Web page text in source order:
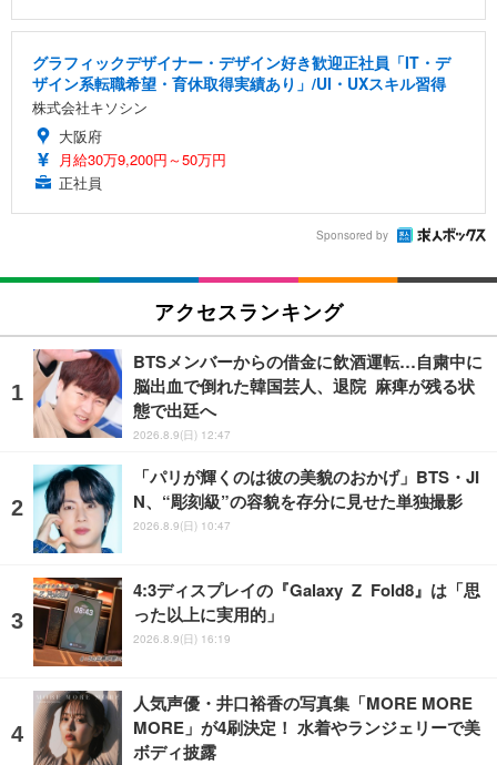
グラフィックデザイナー・デザイン好き歓迎正社員「IT・デ
ザイン系転職希望・育休取得実績あり」/UI・UXスキル習得
株式会社キソシン
大阪府
月給30万9,200円～50万円
正社員
Sponsored by
アクセスランキング
BTSメンバーからの借金に飲酒運転…自粛中に
脳出血で倒れた韓国芸人、退院 麻痺が残る状
態で出廷へ
2026.8.9(日) 12:47
「パリが輝くのは彼の美貌のおかげ」BTS・JI
N、“彫刻級”の容貌を存分に見せた単独撮影
2026.8.9(日) 10:47
4:3ディスプレイの『Galaxy Z Fold8』は「思
った以上に実用的」
2026.8.9(日) 16:19
人気声優・井口裕香の写真集「MORE MORE
MORE」が4刷決定！ 水着やランジェリーで美
ボディ披露